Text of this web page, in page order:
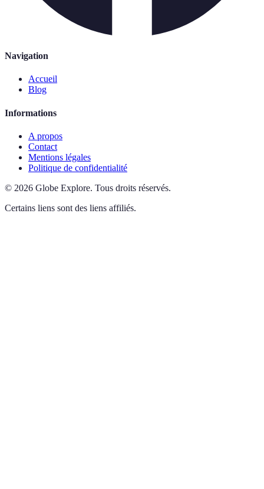
Navigation
Accueil
Blog
Informations
A propos
Contact
Mentions légales
Politique de confidentialité
© 2026 Globe Explore. Tous droits réservés.
Certains liens sont des liens affiliés.